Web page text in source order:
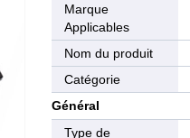
Marque
Applicables
Nom du produit
Catégorie
Général
Type de